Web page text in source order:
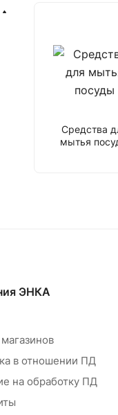
Средства
мытья
ЭНКА
в отношении ПД
на обработку ПД